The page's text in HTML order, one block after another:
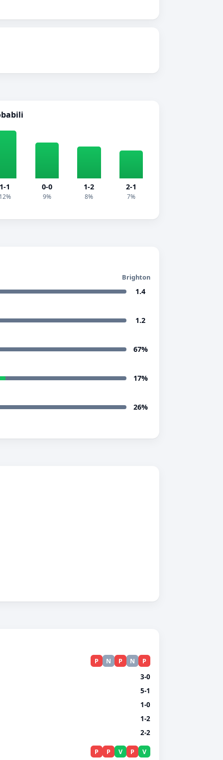
1-1 0-0
9%
1-2
8%
2-1
7%
Brighton
1.4
1.2
67%
17%
26%
P N P N P
3-0
5-1
1-0
1-2
2-2
P P V P V